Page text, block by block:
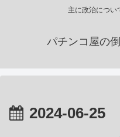
主に政治につい
パチンコ屋の
2024-06-25